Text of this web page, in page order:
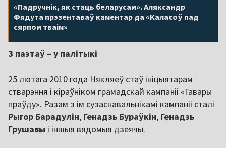
«Падручнік, як стаць беларусам». Аляксандр
Фядута прэзентаваў каментар да «Каласоў пад
сярпом тваім»
З паэтаў – у палітыкі
25 лютага 2010 года Някляеў стаў ініцыятарам
стварэння і кіраўніком грамадскай кампаніі «Гавары
праўду». Разам з ім сузаснавальнікамі кампаніі сталі
Рыгор Барадулін, Генадзь Бураўкін, Генадзь
Грушавы і іншыя вядомыя дзеячы.